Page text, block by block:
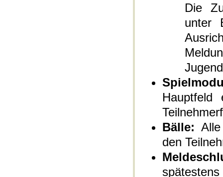
Die
unter
Hauptfeld
Bälle:
den